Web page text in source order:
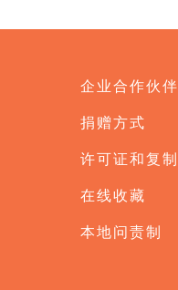
企业合作伙伴
捐赠方式
许可证和复制
在线收藏
本地问责制